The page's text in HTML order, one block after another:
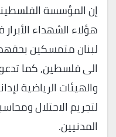
إن المؤسسة
هؤلاء الشهداء
لبنان متمسكين
الى فلسطين, كما
والهيئات الرياضية
لتجريم الاحتلال
المدنيين.